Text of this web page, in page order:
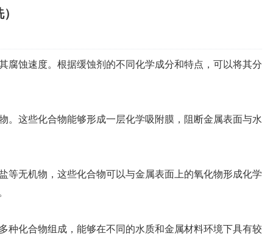
腐蚀速度。根据缓蚀剂的不同化学成分和特点，可以将其分
。这些化合物能够形成一层化学吸附膜，阻断金属表面与水
等无机物，这些化合物可以与金属表面上的氧化物形成化学
种化合物组成，能够在不同的水质和金属材料环境下具有较